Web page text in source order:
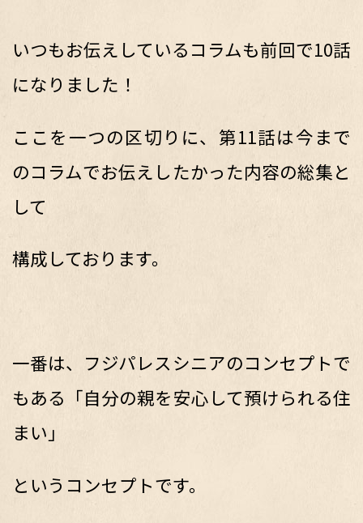
いつもお伝えしているコラムも前回で10話
になりました！
ここを一つの区切りに、第11話は今まで
のコラムでお伝えしたかった内容の総集と
して
構成しております。
一番は、フジパレスシニアのコンセプトで
もある「自分の親を安心して預けられる住
まい」
というコンセプトです。